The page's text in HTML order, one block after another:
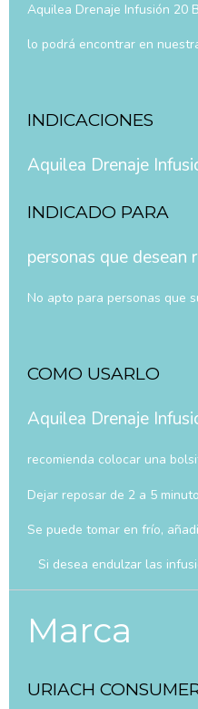
Aquilea Drenaje Infusión 20
lo podrá encontrar en
INDICACIONES
Aquilea Drenaje
INDICADO PARA
personas que desean
No apto para personas que
COMO USARLO
Aquilea Drenaje
recomienda colocar una
Dejar reposar de 2 a 5
Se puede tomar en frío,
Si desea endulzar las
Marca
URIACH